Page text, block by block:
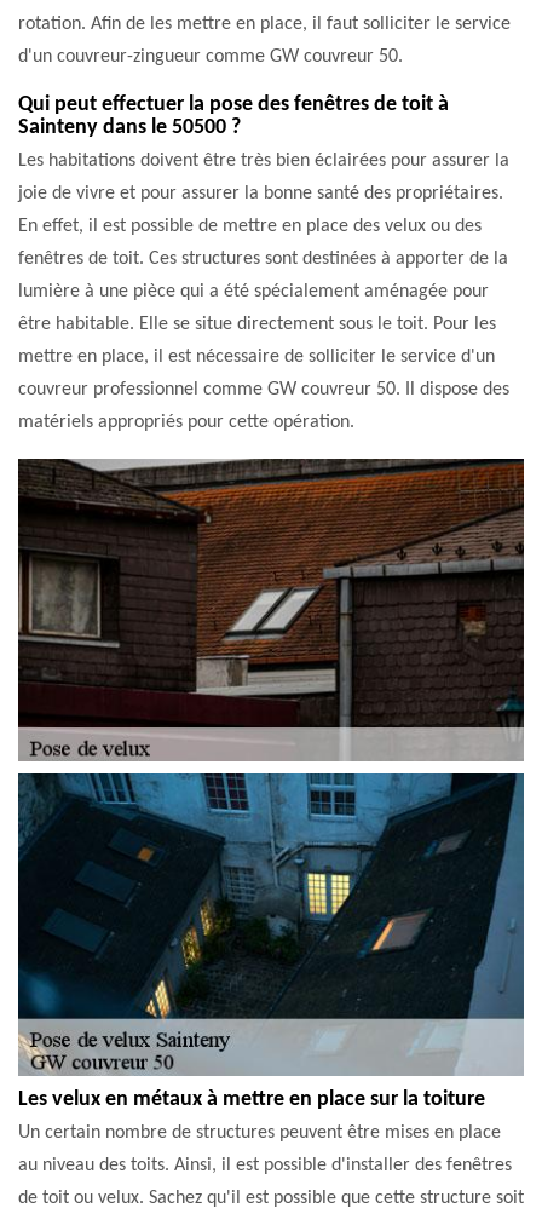
rotation. Afin de les mettre en place, il faut solliciter le service
d'un couvreur-zingueur comme GW couvreur 50.
Qui peut effectuer la pose des fenêtres de toit à
Sainteny dans le 50500 ?
Les habitations doivent être très bien éclairées pour assurer la
joie de vivre et pour assurer la bonne santé des propriétaires.
En effet, il est possible de mettre en place des velux ou des
fenêtres de toit. Ces structures sont destinées à apporter de la
lumière à une pièce qui a été spécialement aménagée pour
être habitable. Elle se situe directement sous le toit. Pour les
mettre en place, il est nécessaire de solliciter le service d'un
couvreur professionnel comme GW couvreur 50. Il dispose des
matériels appropriés pour cette opération.
Les velux en métaux à mettre en place sur la toiture
Un certain nombre de structures peuvent être mises en place
au niveau des toits. Ainsi, il est possible d'installer des fenêtres
de toit ou velux. Sachez qu'il est possible que cette structure soit